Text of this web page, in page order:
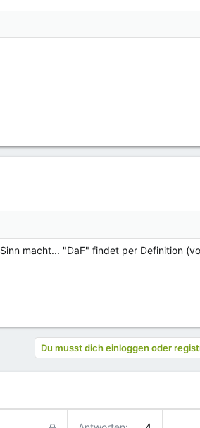
macht... "DaF" findet per Definition
Du musst dich einloggen oder